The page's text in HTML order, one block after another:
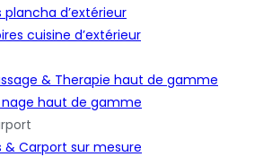
plancha d’extérieur
cuisine d’extérieur
& Therapie haut de gamme
nage haut de gamme
& Carport sur mesure